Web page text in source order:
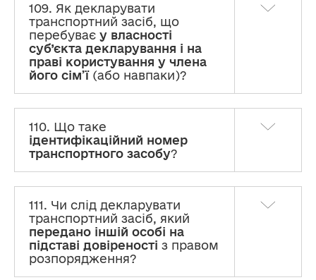
109. Як декларувати
транспортний засіб, що
перебуває у власності
суб’єкта декларування і на
праві користування у члена
його сім’ї(або навпаки)?
110. Що таке
ідентифікаційний номер
транспортного засобу?
111. Чи слід декларувати
транспортний засіб, який
передано іншій особі на
підставі довіреності з правом
розпорядження?